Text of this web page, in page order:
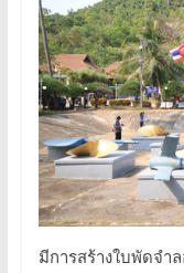
มีการสร้างใบพัดจำ